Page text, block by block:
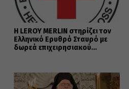
Η LEROY MERLIN στηρίζει τον
Ελληνικό Ερυθρό Σταυρό με
δωρεά επιχειρησιακού
καταστροφικών πυρκαγιών